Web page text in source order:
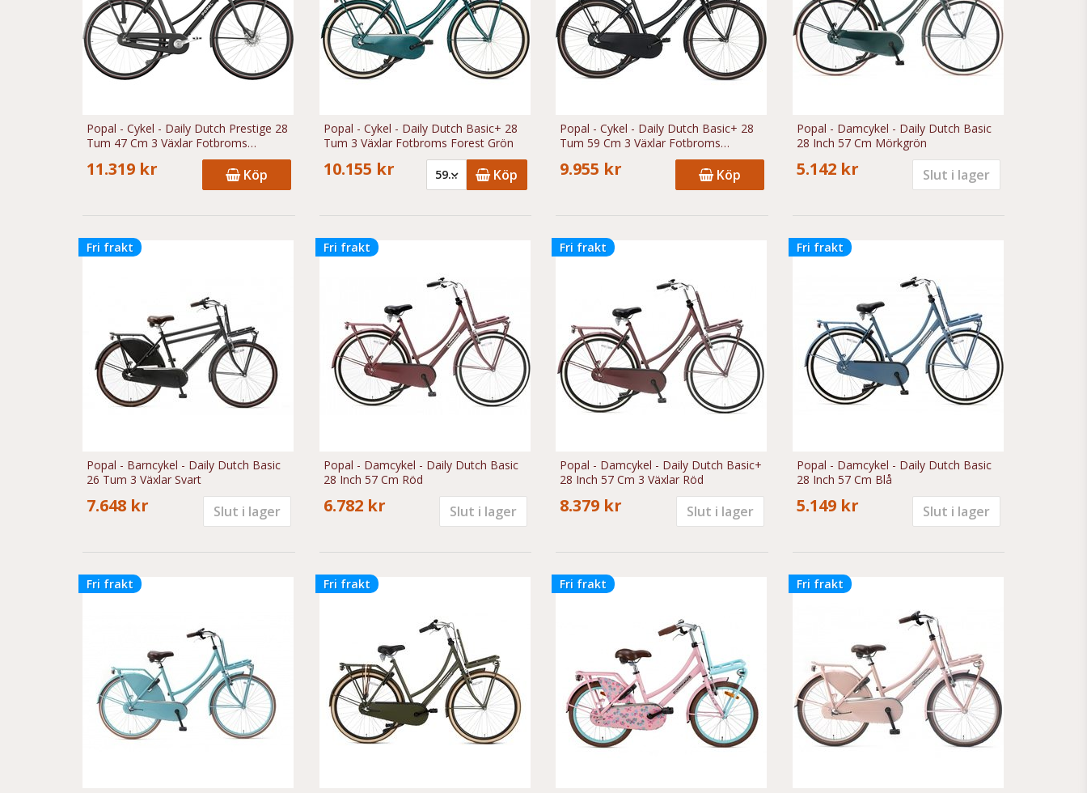
Popal - Cykel - Daily Dutch Prestige 28
Tum 47 Cm 3 Växlar Fotbroms
11.319 kr Köp
Popal - Cykel - Daily Dutch Basic+ 28
Tum 3 Växlar Fotbroms Forest Grön
10.155 kr 59 Cm - 9.955 kr Köp
Popal - Cykel - Daily Dutch Basic+ 28
Tum 59 Cm 3 Växlar Fotbroms
9.955 kr Köp
Popal - Damcykel - Daily Dutch Basic
28 Inch 57 Cm Mörkgrön
5.142 kr Slut i lager
Fri frakt
Popal - Barncykel - Daily Dutch Basic
26 Tum 3 Växlar Svart
7.648 kr Slut i lager
Fri frakt
Popal - Damcykel - Daily Dutch Basic
28 Inch 57 Cm Röd
6.782 kr Slut i lager
Fri frakt
Popal - Damcykel - Daily Dutch Basic+
28 Inch 57 Cm 3 Växlar Röd
8.379 kr Slut i lager
Fri frakt
Popal - Damcykel - Daily Dutch Basic
28 Inch 57 Cm Blå
5.149 kr Slut i lager
Fri frakt Fri frakt Fri frakt Fri frakt